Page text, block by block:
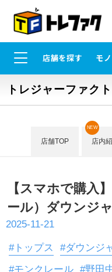
店舗を探す モ
トレジャーファク
店舗TOP 店内
NEW
【スマホで購入
ール）ダウンジ
2025-11-21
#トップス #ダウンジ
#モンクレール #野田